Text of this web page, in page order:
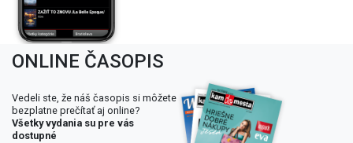
ONLINE ČASOPIS
Vedeli ste, že náš časopis si môžete
bezplatne prečítať aj online?
Všetky vydania su pre vás
dostupné